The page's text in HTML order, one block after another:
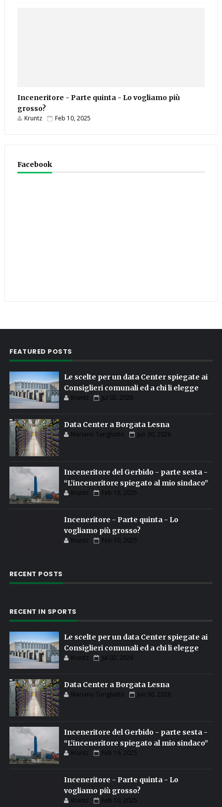
Inceneritore - Parte quinta - Lo vogliamo più
grosso?
Kruntz Feb 10, 2025
Facebook
FEATURED POSTS
Le scelte per un data Center spiegate ai
Consiglieri comunali ed a chi li elegge
Kruntz Jul 02, 2026
Data Center a Borgata Lesna
Mariano Turigliatto Jun 30, 2026
Inceneritore del Gerbido - parte sesta -
“L’inceneritore spiegato al mio sindaco”
Kruntz Feb 16, 2025
Inceneritore - Parte quinta - Lo
vogliamo più grosso?
Kruntz Feb 10, 2025
RECENT POSTS
RECENT IN SPORTS
Le scelte per un data Center spiegate ai
Consiglieri comunali ed a chi li elegge
Kruntz Jul 02, 2026
Data Center a Borgata Lesna
Mariano Turigliatto Jun 30, 2026
Inceneritore del Gerbido - parte sesta -
“L’inceneritore spiegato al mio sindaco”
Kruntz Feb 16, 2025
Inceneritore - Parte quinta - Lo
vogliamo più grosso?
Kruntz Feb 10, 2025